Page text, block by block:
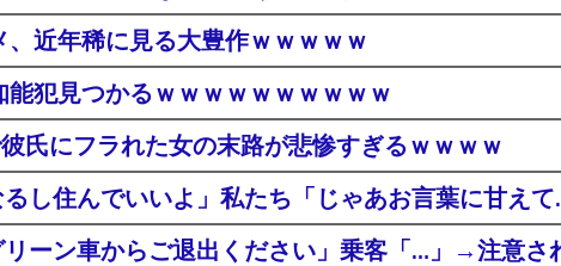
、近年稀に見る大豊作ｗｗｗｗｗ
能犯見つかるｗｗｗｗｗｗｗｗｗｗ
彼氏にフラれた女の末路が悲惨すぎるｗｗｗｗ
し住んでいいよ」私たち「じゃあお言葉に甘
ーン車からご退出ください」乗客「…」→注意